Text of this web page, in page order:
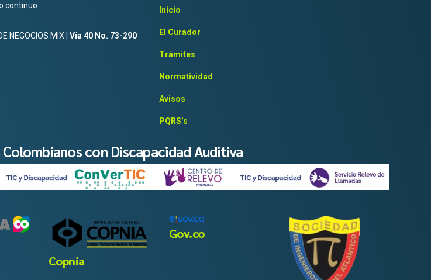
continuo.
NEGOCIOS MIX |Vía 40 No. 73-290
Inicio
El Curador
Trámites
Normatividad
Avisos
PQRS’s
con Discapacidad Auditiva
Copnia
Gov.co